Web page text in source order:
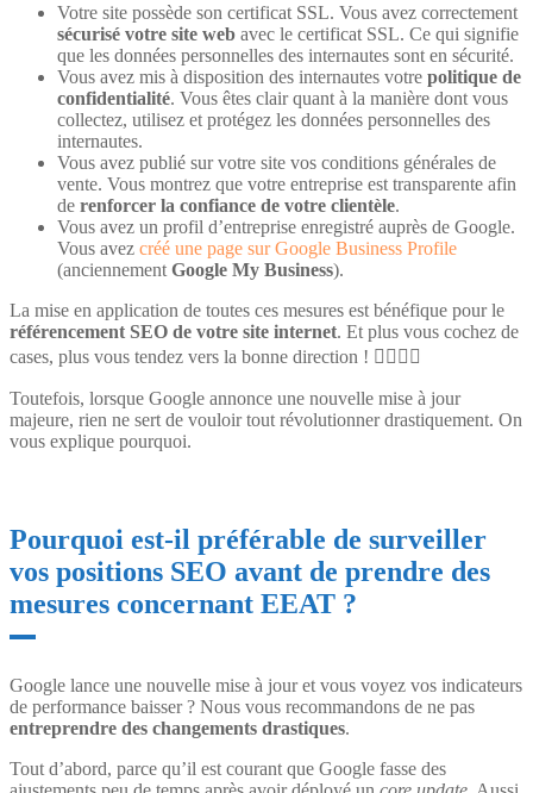
Votre site possède son certificat SSL. Vous avez correctement
sécurisé votre site web avec le certificat SSL. Ce qui signifie
que les données personnelles des internautes sont en sécurité.
Vous avez mis à disposition des internautes votre politique de
confidentialité. Vous êtes clair quant à la manière dont vous
collectez, utilisez et protégez les données personnelles des
internautes.
Vous avez publié sur votre site vos conditions générales de
vente. Vous montrez que votre entreprise est transparente afin
de renforcer la confiance de votre clientèle.
Vous avez un profil d’entreprise enregistré auprès de Google.
Vous avez créé une page sur Google Business Profile
(anciennement Google My Business).
La mise en application de toutes ces mesures est bénéfique pour le
référencement SEO de votre site internet. Et plus vous cochez de
cases, plus vous tendez vers la bonne direction ! 🏃‍♀️🏃‍♂️
Toutefois, lorsque Google annonce une nouvelle mise à jour
majeure, rien ne sert de vouloir tout révolutionner drastiquement. On
vous explique pourquoi.
Pourquoi est-il préférable de surveiller
vos positions SEO avant de prendre des
mesures concernant EEAT ?
Google lance une nouvelle mise à jour et vous voyez vos indicateurs
de performance baisser ? Nous vous recommandons de ne pas
entreprendre des changements drastiques.
Tout d’abord, parce qu’il est courant que Google fasse des